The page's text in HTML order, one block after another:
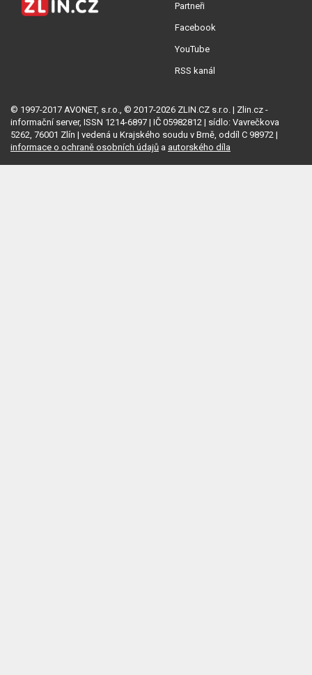
Partneři
Facebook
YouTube
RSS kanál
© 1997-2017 AVONET, s.r.o., © 2017-2026 ZLIN.CZ s.r.o. | Zlin.cz -
informační server, ISSN 1214-6897 | IČ 05982812 | sídlo: Vavrečkova
5262, 76001 Zlín | vedená u Krajského soudu v Brně, oddíl C 98972 |
informace o ochraně osobních údajů a autorského díla